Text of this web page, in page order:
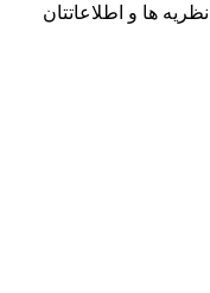
ها و اطلاعاتتان